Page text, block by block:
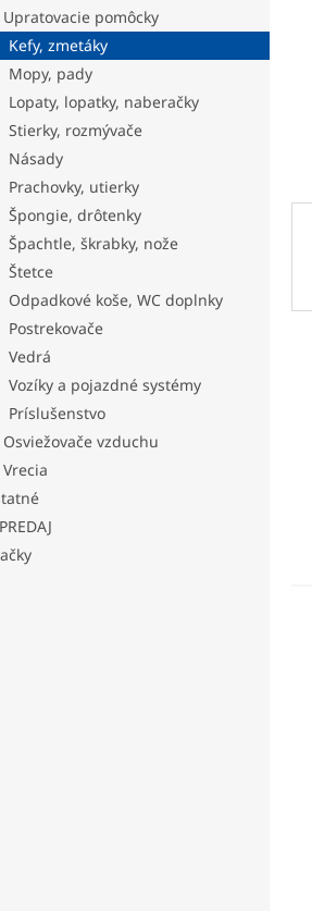
Upratovacie pomôcky
Kefy, zmetáky
Mopy, pady
Lopaty, lopatky, naberačky
Stierky, rozmývače
Násady
Prachovky, utierky
Špongie, drôtenky
Špachtle, škrabky, nože
Štetce
Odpadkové koše, WC doplnky
Postrekovače
Vedrá
Vozíky a pojazdné systémy
Príslušenstvo
Osviežovače vzduchu
Vrecia